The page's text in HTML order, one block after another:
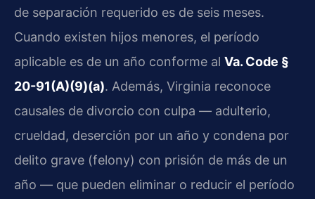
de separación requerido es de seis meses.
Cuando existen hijos menores, el período
aplicable es de un año conforme al Va. Code §
20-91(A)(9)(a). Además, Virginia reconoce
causales de divorcio con culpa — adulterio,
crueldad, deserción por un año y condena por
delito grave (felony) con prisión de más de un
año — que pueden eliminar o reducir el período